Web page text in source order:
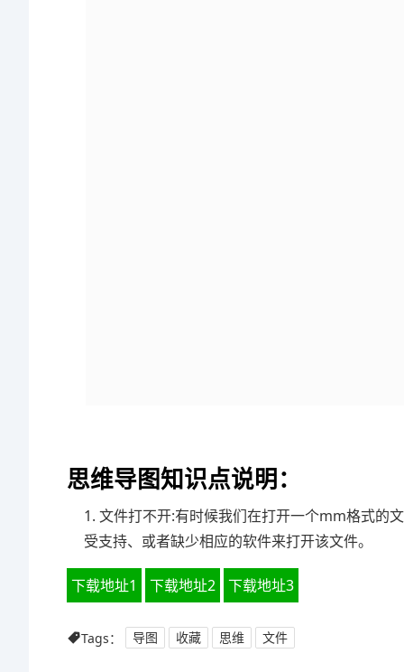
思维导图知识点说明：
1. 文件打不开:有时候我们在打开一个mm格式的
受支持、或者缺少相应的软件来打开该文件。
下载地址1 下载地址2 下载地址3
Tags： 导图 收藏 思维 文件